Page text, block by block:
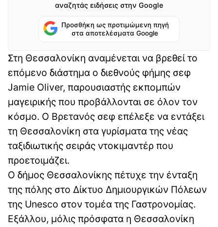
αναζητάς ειδήσεις στην Google
Προσθήκη ως προτιμώμενη πηγή
στα αποτελέσματα Google
Στη Θεσσαλονίκη αναμένεται να βρεθεί το
επόμενο διάστημα ο διεθνούς φήμης σεφ
Jamie Oliver, παρουσιαστής εκπομπών
μαγειρικής που προβάλλονται σε όλον τον
κόσμο. Ο Βρετανός σεφ επέλεξε να εντάξει
τη Θεσσαλονίκη στα γυρίσματα της νέας
ταξιδιωτικής σειράς ντοκιμαντέρ που
προετοιμάζει.
Ο δήμος Θεσσαλονίκης πέτυχε την ένταξη
της πόλης στο Δίκτυο Δημιουργικών Πόλεων
της Unesco στον τομέα της Γαστρονομίας.
Εξάλλου, μόλις πρόσφατα η Θεσσαλονίκη